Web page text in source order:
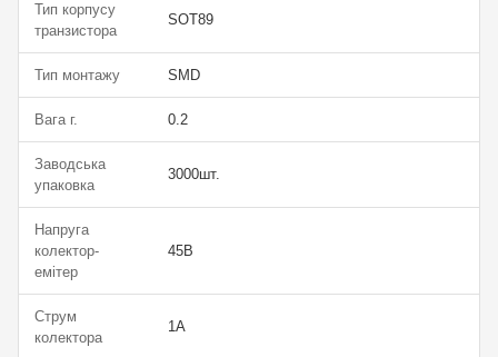
Тип корпусу
транзистора
SOT89
Тип монтажу SMD
Вага г. 0.2
Заводська
упаковка
3000шт.
Напруга
колектор-
емітер
45В
Струм
колектора
1А